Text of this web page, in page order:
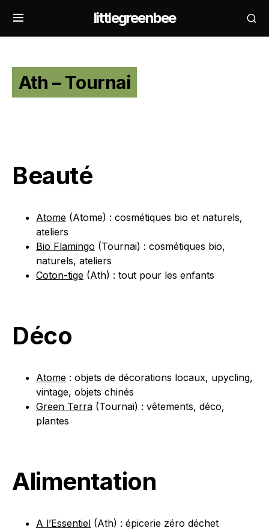
littlegreenbee
Ath – Tournai
Beauté
Atome (Atome) : cosmétiques bio et naturels,
ateliers
Bio Flamingo (Tournai) : cosmétiques bio,
naturels, ateliers
Coton-tige (Ath) : tout pour les enfants
Déco
Atome : objets de décorations locaux, upycling,
vintage, objets chinés
Green Terra (Tournai) : vêtements, déco,
plantes
Alimentation
A l’Essentiel (Ath) : épicerie zéro déchet